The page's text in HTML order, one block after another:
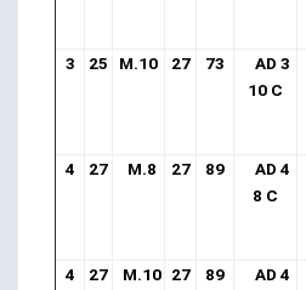
3 25 M.10 27 73
AD 3
10 C
4 27 M.8 27 89
AD 4
8 C
4 27 M.10 27 89
AD 4